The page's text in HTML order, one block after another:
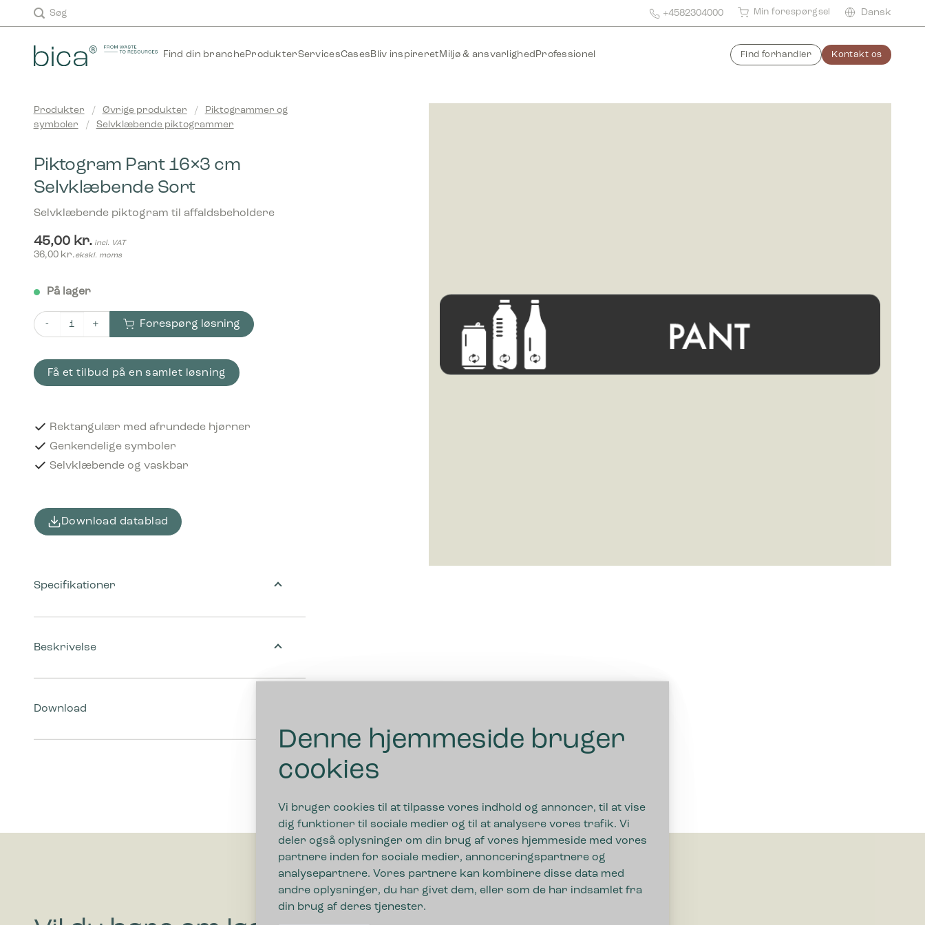
Denne hjemmeside bruger
cookies
Vi bruger cookies til at tilpasse vores indhold og annoncer, til at vise
dig funktioner til sociale medier og til at analysere vores trafik. Vi
deler også oplysninger om din brug af vores hjemmeside med vores
partnere inden for sociale medier, annonceringspartnere og
analysepartnere. Vores partnere kan kombinere disse data med
andre oplysninger, du har givet dem, eller som de har indsamlet fra
din brug af deres tjenester.
to
Søg +4582304000 Min forespørgsel Dansk
Find din brancheProdukterServicesCases Bliv inspireret Miljø & ansvarlighed Professionel Find forhandler Kontakt os
Produkter / Øvrige produkter /
Piktogrammer og
symboler
/ Selvklæbende piktogrammer
Piktogram Pant 16×3 cm
Selvklæbende Sort
Selvklæbende piktogram til affaldsbeholdere
45,00 kr. incl. VAT
36,00 kr.ekskl. moms
På lager
Piktogram Pant 16x3 cm Selvklæbende Sort antal
Forespørg løsning
Få et tilbud på en samlet løsning
Rektangulær med afrundede hjørner
Genkendelige symboler
Selvklæbende og vaskbar
Download datablad
Beskrivelse
Download
Specifikationer